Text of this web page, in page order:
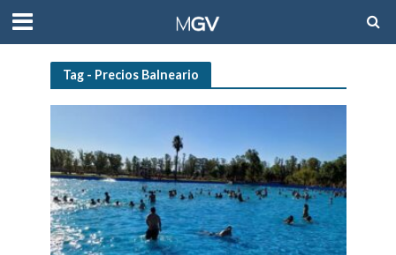
Tag - Precios Balneario